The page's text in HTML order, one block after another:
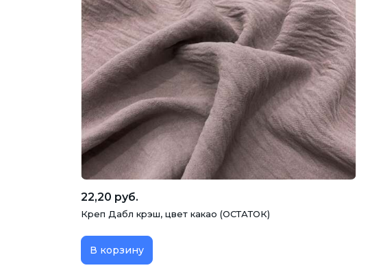
22,20 руб.
Креп Дабл крэш, цвет какао (ОСТАТОК)
В корзину